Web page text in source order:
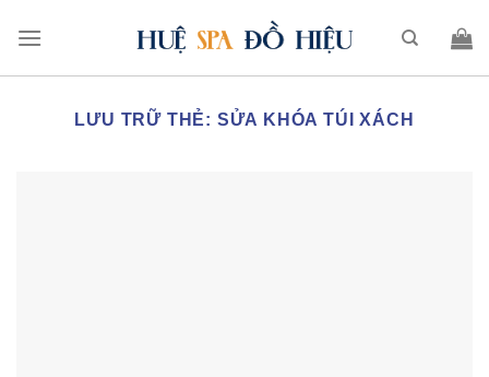
LƯU TRỮ THẺ: SỬA KHÓA TÚI XÁCH